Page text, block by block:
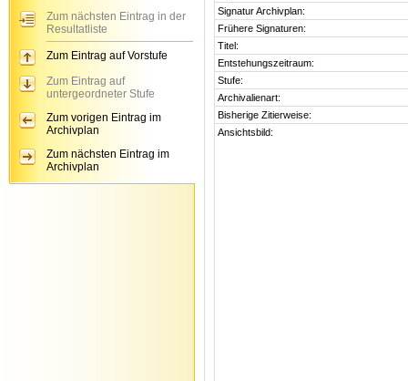
Signatur Archivplan:
Frühere Signaturen:
Titel:
Entstehungszeitraum:
Stufe:
Archivalienart:
Bisherige Zitierweise:
Ansichtsbild:
Zum nächsten Eintrag in der
Resultatliste
Zum Eintrag auf Vorstufe
Zum Eintrag auf
untergeordneter Stufe
Zum vorigen Eintrag im
Archivplan
Zum nächsten Eintrag im
Archivplan